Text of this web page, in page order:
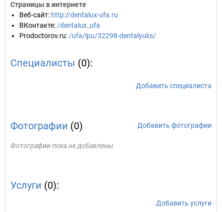
Страницы в интернете
Веб-сайт: http://dentalux-ufa.ru
ВКонтакте: /dentalux_ufa
Prodoctorov.ru: /ufa/lpu/32298-dentalyuks/
Специалисты (0):
Добавить специалиста
Фотографии (0) Добавить фотографии
Фотографии пока не добавлены
Услуги (0):
Добавить услуги